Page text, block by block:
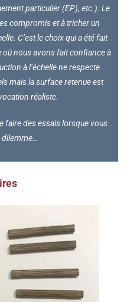
particulier (EP), etc.). Le
compromis et à tricher un
C’est le choix qui a été fait
nous avons fait confiance à
à l’échelle ne respecte
mais la surface retenue est
réaliste.
faire des essais lorsque vous
dilemme…